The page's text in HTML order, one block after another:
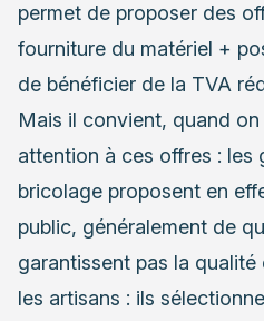
permet de proposer des
fourniture du matériel +
de bénéficier de la TVA
Mais il convient, quand
attention à ces offres : les
bricolage proposent en
public, généralement de
garantissent pas la
les artisans : ils